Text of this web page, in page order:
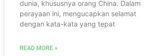
dunia, khususnya orang China. Dalam
perayaan ini, mengucapkan selamat
dengan kata-kata yang tepat
READ MORE »